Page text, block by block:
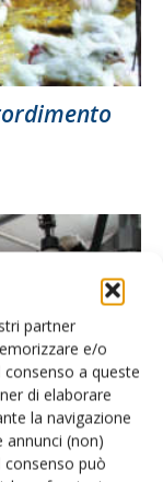
partner
e/o
a queste
di elaborare
la navigazione
(non)
può
così le